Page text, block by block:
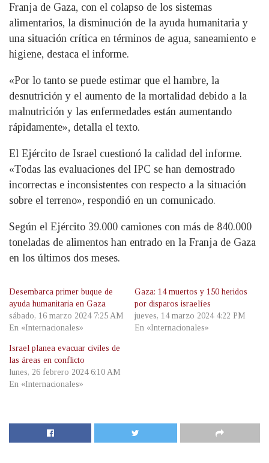
Franja de Gaza, con el colapso de los sistemas
alimentarios, la disminución de la ayuda humanitaria y
una situación crítica en términos de agua, saneamiento e
higiene, destaca el informe.
«Por lo tanto se puede estimar que el hambre, la
desnutrición y el aumento de la mortalidad debido a la
malnutrición y las enfermedades están aumentando
rápidamente», detalla el texto.
El Ejército de Israel cuestionó la calidad del informe.
«Todas las evaluaciones del IPC se han demostrado
incorrectas e inconsistentes con respecto a la situación
sobre el terreno», respondió en un comunicado.
Según el Ejército 39.000 camiones con más de 840.000
toneladas de alimentos han entrado en la Franja de Gaza
en los últimos dos meses.
Desembarca primer buque de
ayuda humanitaria en Gaza
sábado, 16 marzo 2024 7:25 AM
En «Internacionales»
Gaza: 14 muertos y 150 heridos
por disparos israelíes
jueves, 14 marzo 2024 4:22 PM
En «Internacionales»
Israel planea evacuar civiles de
las áreas en conflicto
lunes, 26 febrero 2024 6:10 AM
En «Internacionales»